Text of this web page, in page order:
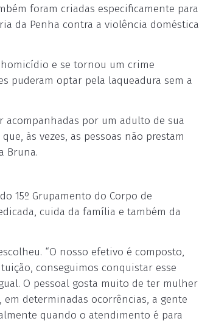
foram criadas especificamente para
da Penha contra a violência doméstica
e se tornou um crime
puderam optar pela laqueadura sem a
acompanhadas por um adulto de sua
às vezes, as pessoas não prestam
Bruna.
15º Grupamento do Corpo de
cuida da família e também da
“O nosso efetivo é composto,
conseguimos conquistar esse
O pessoal gosta muito de ter mulher
em determinadas ocorrências, a gente
quando o atendimento é para